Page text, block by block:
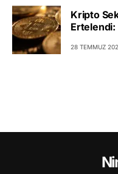
Kripto
Ertelendi:
28 TEMMUZ